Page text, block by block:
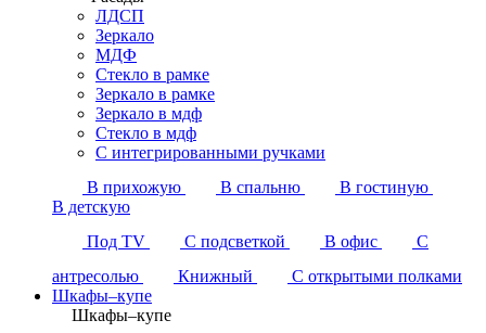
ЛДСП
Зеркало
МДФ
Стекло в рамке
Зеркало в рамке
Зеркало в мдф
Стекло в мдф
С интегрированными ручками
В прихожую
В спальню
В гостиную
В детскую
Под TV
С подсветкой В офис
С
антресолью
Книжный
С открытыми полками
Шкафы–купе
Шкафы–купе